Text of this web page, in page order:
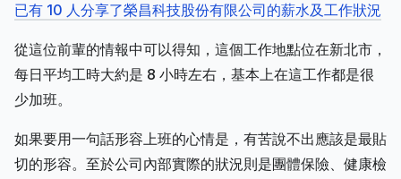
已有 10 人分享了榮昌科技股份有限公司的薪水及工作狀況
從這位前輩的情報中可以得知，這個工作地點位在新北市，
每日平均工時大約是 8 小時左右，基本上在這工作都是很
少加班。
如果要用一句話形容上班的心情是，有苦說不出應該是最貼
切的形容。至於公司內部實際的狀況則是團體保險、健康檢